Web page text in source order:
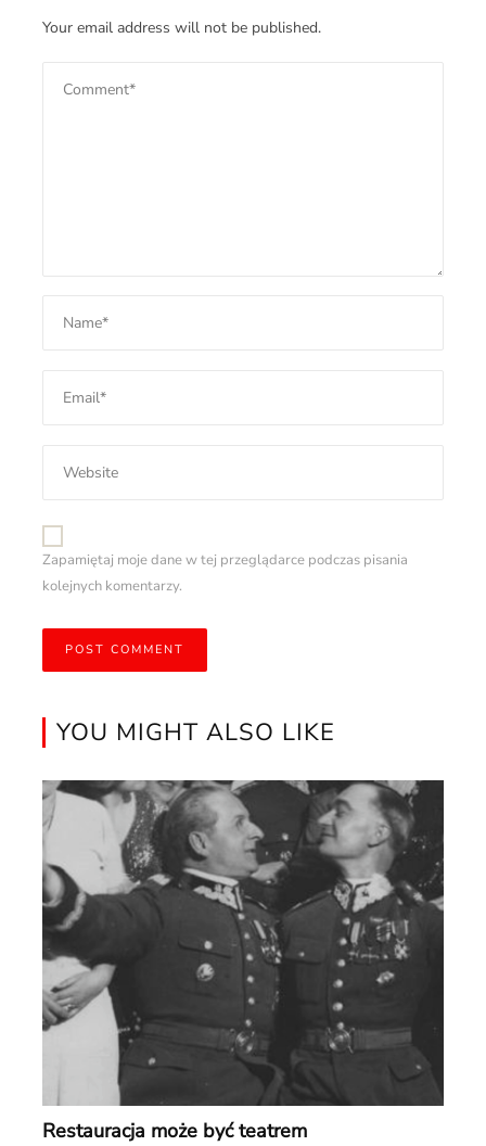
Your email address will not be published.
Zapamiętaj moje dane w tej przeglądarce podczas pisania
kolejnych komentarzy.
YOU MIGHT ALSO LIKE
Restauracja może być teatrem